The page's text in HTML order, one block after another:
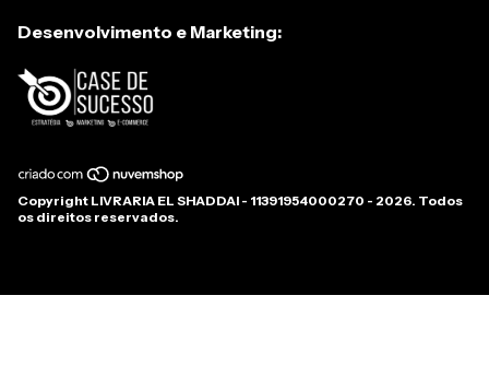
Desenvolvimento e Marketing:
Copyright LIVRARIA EL SHADDAI - 11391954000270 - 2026. Todos
os direitos reservados.